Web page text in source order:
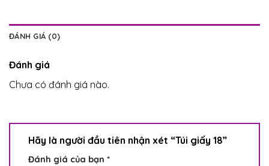
ĐÁNH GIÁ (0)
Đánh giá
Chưa có đánh giá nào.
Hãy là người đầu tiên nhận xét “Túi giấy 18”
Đánh giá của bạn *